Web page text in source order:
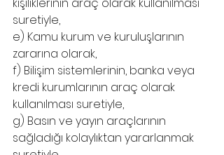
suretiyle,
e) Kamu kurum ve kuruluşlarının
zararına olarak,
f) Bilişim sistemlerinin, banka veya
kredi kurumlarının araç olarak
kullanılması suretiyle,
g) Basın ve yayın araçlarının
sağladığı kolaylıktan yararlanmak